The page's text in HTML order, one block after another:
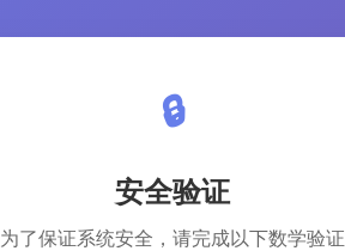
🔒
安全验证
为了保证系统安全，请完成以下数学验证